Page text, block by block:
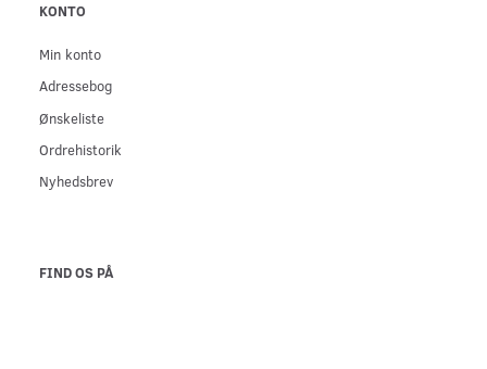
KONTO
Min konto
Adressebog
Ønskeliste
Ordrehistorik
Nyhedsbrev
FIND OS PÅ